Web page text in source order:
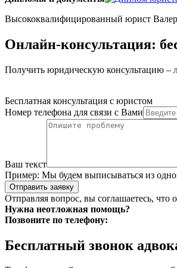
Высококвалифицированный юрист
Онлайн-консультация:
Получить юридическую консультацию –
Бесплатная консультация с юристом
Номер телефона для связи с Вами
Ваш текст
Пример: Мы будем выписываться из
Отправить заявку
Отправляя вопрос, вы соглашаетесь, что
Нужна неотложная помощь?
Позвоните по телефону:
Бесплатный звонок